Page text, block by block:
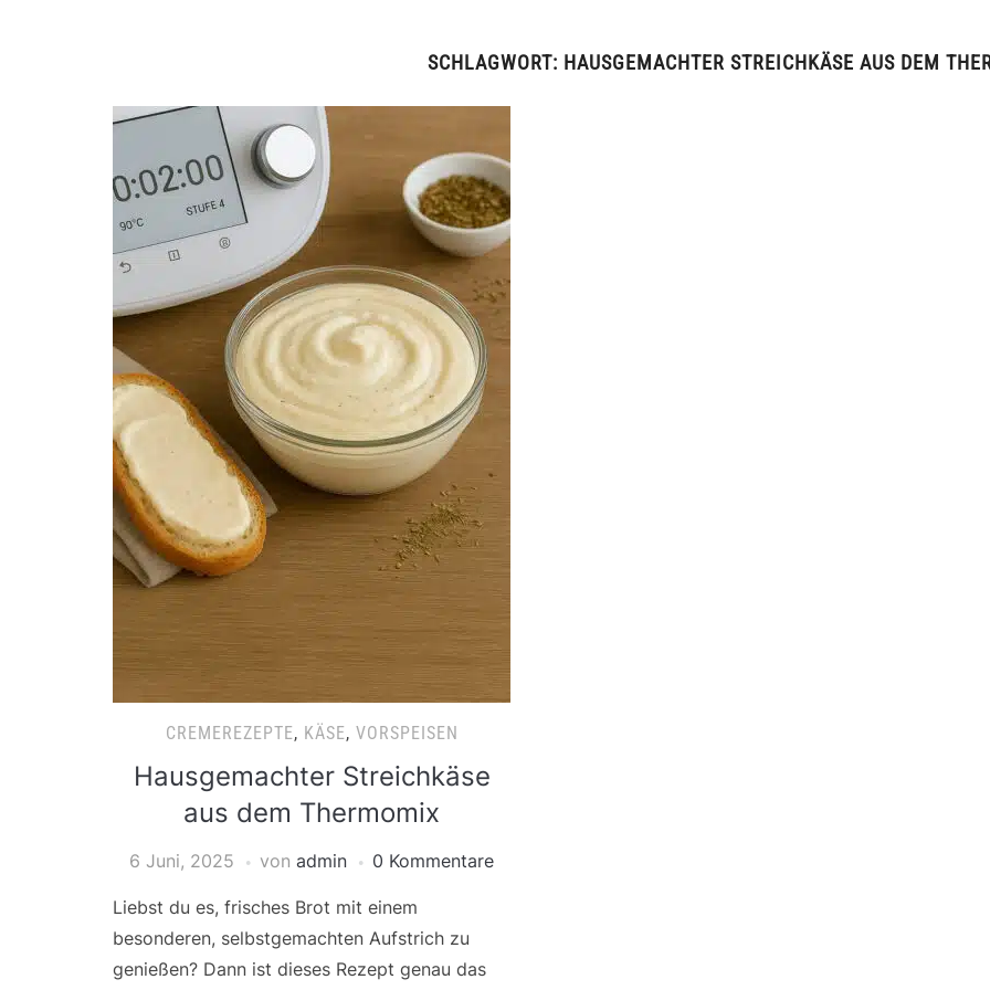
SCHLAGWORT: HAUSGEMACHTER STREICHKÄSE AUS DEM
CREMEREZEPTE, KÄSE, VORSPEISEN
Hausgemachter Streichkäse
aus dem Thermomix
6 Juni, 2025 von admin 0 Kommentare
Liebst du es, frisches Brot mit einem
besonderen, selbstgemachten Aufstrich zu
genießen? Dann ist dieses Rezept genau das